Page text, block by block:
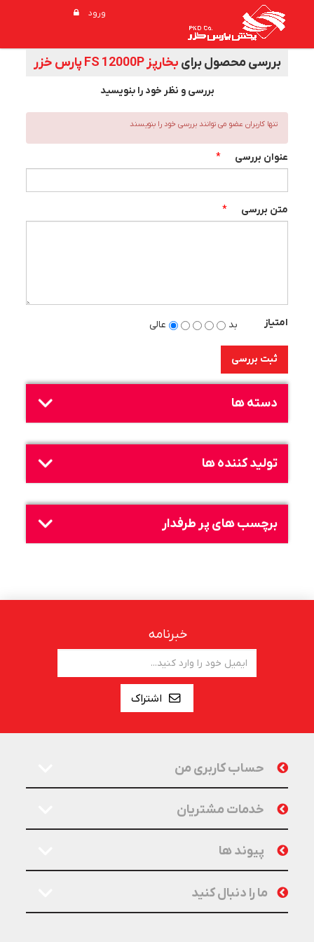
ورود
بررسی محصول برای بخارپز FS 12000P پارس خزر
بررسی و نظر خود را بنویسید
تنها کاربران عضو می توانند بررسی خود را بنویسند
عنوان بررسی *
متن بررسی *
امتیاز بد عالی
ثبت بررسی
دسته ها
تولید کننده ها
برچسب های پر طرفدار
خبرنامه
اشتراک
حساب کاربری من
خدمات مشتریان
پیوند ها
ما را دنبال کنید